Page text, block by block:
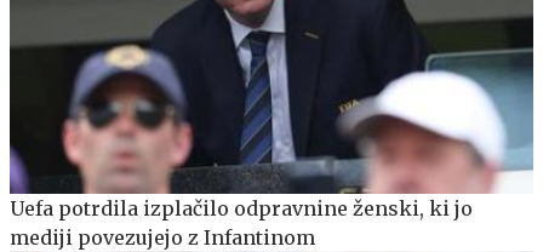
Uefa potrdila izplačilo odpravnine ženski, ki jo
mediji povezujejo z Infantinom